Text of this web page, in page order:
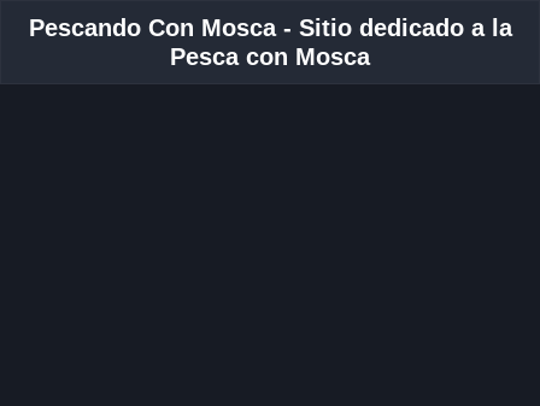
Pescando Con Mosca - Sitio dedicado a la
Pesca con Mosca